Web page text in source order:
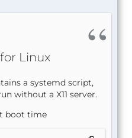
Linux
a systemd script,
without a X11 server.
boot time